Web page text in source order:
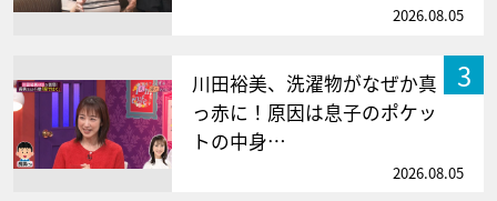
2026.08.05
3
川田裕美、洗濯物がなぜか真
っ赤に！原因は息子のポケッ
トの中身…
2026.08.05